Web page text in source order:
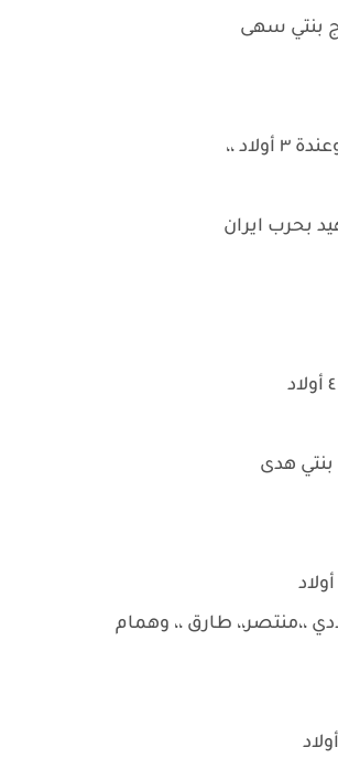
بنتي سهى
بحرب ايران
هدى
،،منتصر،، طارق ،، وهمام